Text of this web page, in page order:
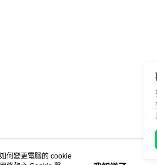
何變更電腦的 cookie